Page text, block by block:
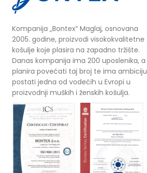
Kompanija „Bontex“ Maglaj, osnovana
2005. godine, proizvodi visokokvalitetne
košulje koje plasira na zapadno tržište.
Danas kompanija ima 200 uposlenika, a
planira povećati taj broj te ima ambiciju
postati jedna od vodećih u Evropi u
proizvodnji muških i ženskih košulja.